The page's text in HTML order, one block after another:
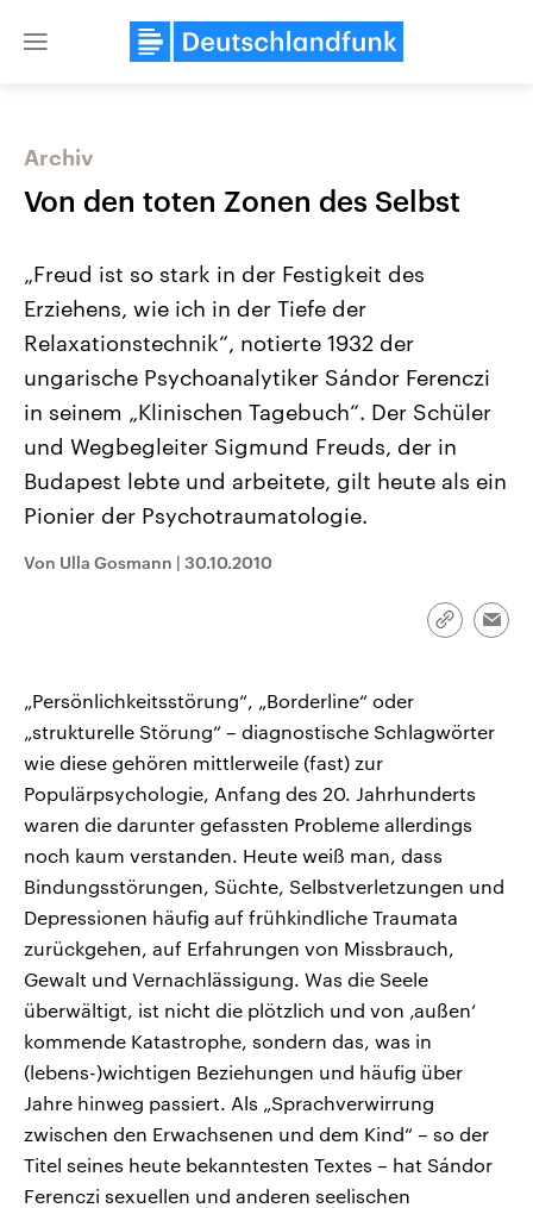
Close
Landtagswahl Sachsen-Anhalt
2026
Alle Informationen
Sachsen-Anhalt wählt am 6.
September 2026 einen neuen
Landtag. Seit 2021 wird das
Bundesland von einer Koalition aus
Umfragen, Prognosen,
USA
Aktuelle Beiträge,
Hintergründe
Wirtschaftlich und
gehören die Vereinigten
den mächtigsten Ländern
mit großem Einfluss auf
Archiv
Von den toten Zonen des Selbst
„Freud ist so stark in der Festigkeit des
Erziehens, wie ich in der Tiefe der
Relaxationstechnik“, notierte 1932 der
ungarische Psychoanalytiker Sándor Ferenczi
in seinem „Klinischen Tagebuch“. Der Schüler
und Wegbegleiter Sigmund Freuds, der in
Budapest lebte und arbeitete, gilt heute als ein
Pionier der Psychotraumatologie.
Von Ulla Gosmann | 30.10.2010
Link
„Persönlichkeitsstörung“, „Borderline“ oder
„strukturelle Störung“ – diagnostische Schlagwörter
wie diese gehören mittlerweile (fast) zur
Populärpsychologie, Anfang des 20. Jahrhunderts
waren die darunter gefassten Probleme allerdings
noch kaum verstanden. Heute weiß man, dass
Bindungsstörungen, Süchte, Selbstverletzungen und
Depressionen häufig auf frühkindliche Traumata
zurückgehen, auf Erfahrungen von Missbrauch,
Gewalt und Vernachlässigung. Was die Seele
überwältigt, ist nicht die plötzlich und von ‚außen‘
kommende Katastrophe, sondern das, was in
(lebens-)wichtigen Beziehungen und häufig über
Jahre hinweg passiert. Als „Sprachverwirrung
zwischen den Erwachsenen und dem Kind“ – so der
Titel seines heute bekanntesten Textes – hat Sándor
Ferenczi sexuellen und anderen seelischen